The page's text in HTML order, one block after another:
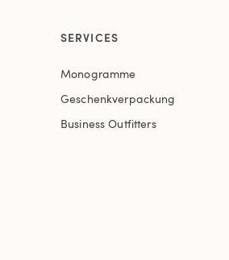
SERVICES
Monogramme
Geschenkverpackung
Business Outfitters